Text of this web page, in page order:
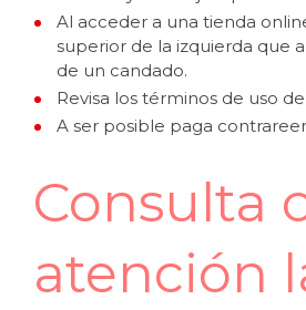
Al acceder a una tienda
superior de la izquierda que
de un candado.
Revisa los términos de uso
A ser posible paga
Consulta
atención